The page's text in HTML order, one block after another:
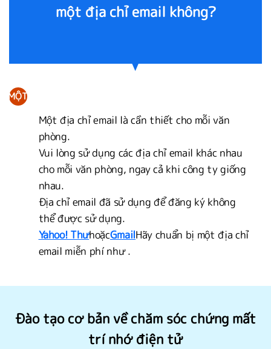
một địa chỉ email không?
MỘT
Một địa chỉ email là cần thiết cho mỗi văn
phòng.
Vui lòng sử dụng các địa chỉ email khác nhau
cho mỗi văn phòng, ngay cả khi công ty giống
nhau.
Địa chỉ email đã sử dụng để đăng ký không
thể được sử dụng.
Yahoo! ThưhoặcGmailHãy chuẩn bị một địa chỉ
email miễn phí như .
Đào tạo cơ bản về chăm sóc chứng mất
trí nhớ điện tử